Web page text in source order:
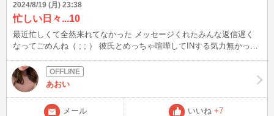
2024/8/19 (月) 23:38
忙しい日々...10
最近忙しくて全然来れてなかった メッセージくれたみんな返信遅く
なってごめんね（ ; ; ） 彼氏とめっちゃ喧嘩してINする気力無かった
にきてね＾＾
あおい
メール いいね +7